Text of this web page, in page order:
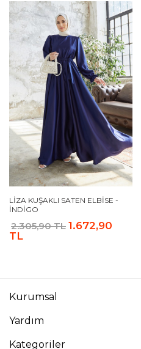
LIZA KUŞAKLI SATEN ELBISE -
İNDIGO
2.305,90 TL 1.672,90
TL
Kurumsal
Yardım
Kategoriler